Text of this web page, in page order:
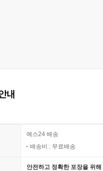
내
예스24 배송
배송비 : 무료배송
안전하고 정확한 포장을 위